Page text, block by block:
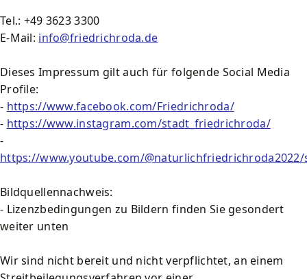
Tel.: +49 3623 3300
E-Mail: info@friedrichroda.de
Dieses Impressum gilt auch für folgende Social Media
Profile:
- https://www.facebook.com/Friedrichroda/
- https://www.instagram.com/stadt_friedrichroda/
-
https://www.youtube.com/
Bildquellennachweis:
- Lizenzbedingungen zu Bildern finden Sie gesondert
weiter unten
Wir sind nicht bereit und nicht verpflichtet, an einem